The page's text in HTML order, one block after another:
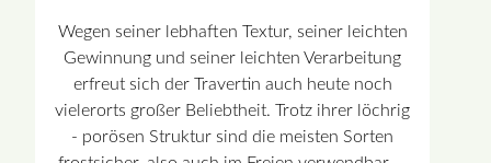
Wegen seiner lebhaften Textur, seiner leichten
Gewinnung und seiner leichten Verarbeitung
erfreut sich der Travertin auch heute noch
vielerorts großer Beliebtheit. Trotz ihrer löchrig
- porösen Struktur sind die meisten Sorten